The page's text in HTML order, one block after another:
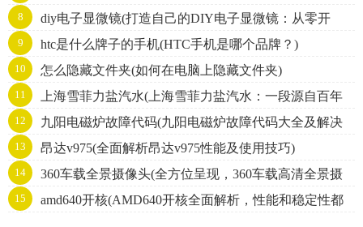
史发展)
8
diy电子显微镜(打造自己的DIY电子显微镜：从零开
始！)
9 htc是什么牌子的手机(HTC手机是哪个品牌？)
10 怎么隐藏文件夹(如何在电脑上隐藏文件夹)
11
上海雪菲力盐汽水(上海雪菲力盐汽水：一段源自百年
历史的中国味道)
12
九阳电磁炉故障代码(九阳电磁炉故障代码大全及解决
方法)
13 昂达v975(全面解析昂达v975性能及使用技巧)
14
360车载全景摄像头(全方位呈现，360车载高清全景摄
像头，全视角无盲区，安装简单，行车无忧！)
15
amd640开核(AMD640开核全面解析，性能和稳定性都